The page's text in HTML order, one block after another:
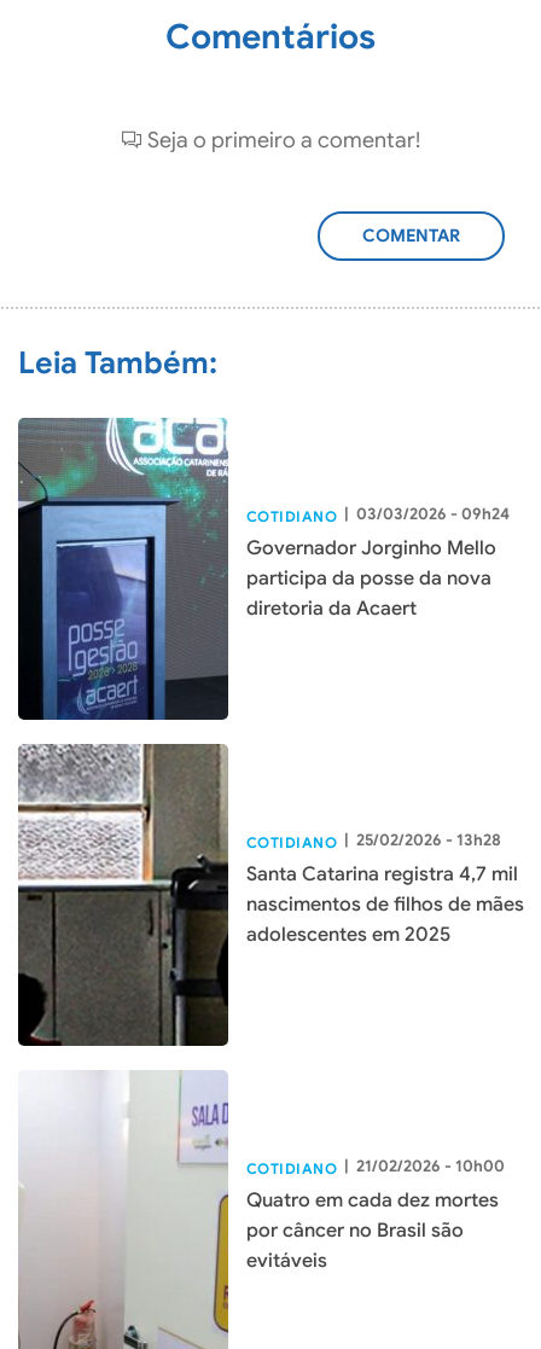
Comentários
Seja o primeiro a comentar!
ADICIONAR
Leia Também:
COTIDIANO | 03/03/2026 - 09h24
Governador Jorginho Mello
participa da posse da nova
diretoria da Acaert
COTIDIANO | 25/02/2026 - 13h28
Santa Catarina registra 4,7 mil
nascimentos de filhos de mães
adolescentes em 2025
COTIDIANO | 21/02/2026 - 10h00
Quatro em cada dez mortes
por câncer no Brasil são
evitáveis